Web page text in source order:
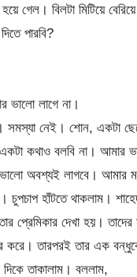
গেল। বিলটা মিটিয়ে
পারবি?
ভালো লাগে না।
নেই। শোন, একটা
কথাও বলবি না। আমার
অবশ্যই লাগবে। আমার
চুপচাপ হাঁটতে থাকলাম।
প্রেমিকার দেখা হয়।
করে। তারপরই তার এক
দিকে তাকালাম। বললাম,